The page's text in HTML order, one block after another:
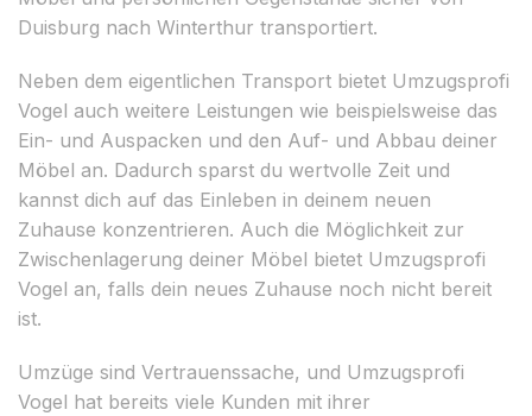
Duisburg nach Winterthur transportiert.
Neben dem eigentlichen Transport bietet Umzugsprofi
Vogel auch weitere Leistungen wie beispielsweise das
Ein- und Auspacken und den Auf- und Abbau deiner
Möbel an. Dadurch sparst du wertvolle Zeit und
kannst dich auf das Einleben in deinem neuen
Zuhause konzentrieren. Auch die Möglichkeit zur
Zwischenlagerung deiner Möbel bietet Umzugsprofi
Vogel an, falls dein neues Zuhause noch nicht bereit
ist.
Umzüge sind Vertrauenssache, und Umzugsprofi
Vogel hat bereits viele Kunden mit ihrer